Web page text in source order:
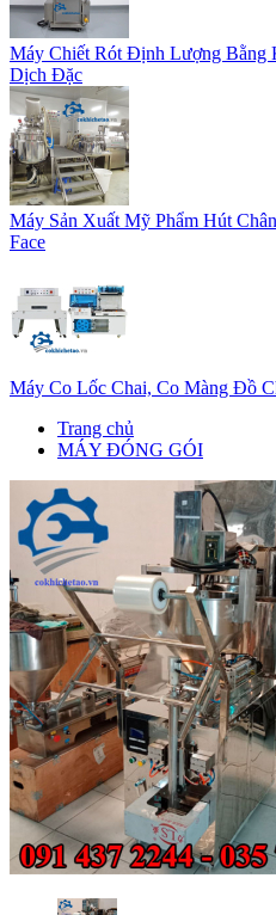
Máy Chiết Rót Định Lượng Bằng
Dịch Đặc
Máy Sản Xuất Mỹ Phẩm Hút
Face
Máy Co Lốc Chai, Co Màng Đồ
Trang chủ
MÁY ĐÓNG GÓI